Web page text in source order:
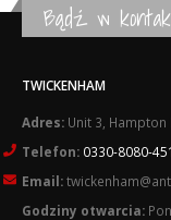
Bądź w
TWICKENHAM
Adres: Unit 3, Hampton
Telefon: 0330-8080-451
Email:
Godziny otwarcia: